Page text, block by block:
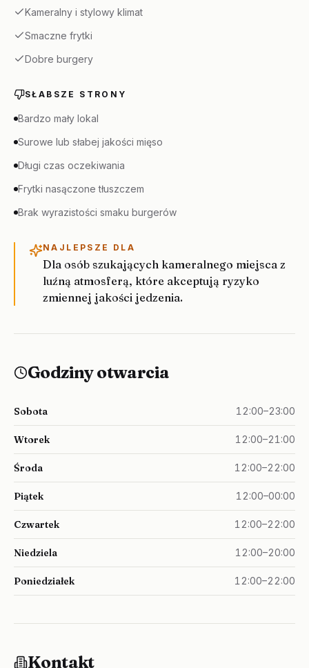
Kameralny i stylowy klimat
Smaczne frytki
Dobre burgery
SŁABSZE STRONY
Bardzo mały lokal
Surowe lub słabej jakości mięso
Długi czas oczekiwania
Frytki nasączone tłuszczem
Brak wyrazistości smaku burgerów
NAJLEPSZE DLA
Dla osób szukających kameralnego miejsca z
luźną atmosferą, które akceptują ryzyko
zmiennej jakości jedzenia.
Godziny otwarcia
Sobota 12:00–23:00
Wtorek 12:00–21:00
Środa 12:00–22:00
Piątek 12:00–00:00
Czwartek 12:00–22:00
Niedziela 12:00–20:00
Poniedziałek 12:00–22:00
Kontakt